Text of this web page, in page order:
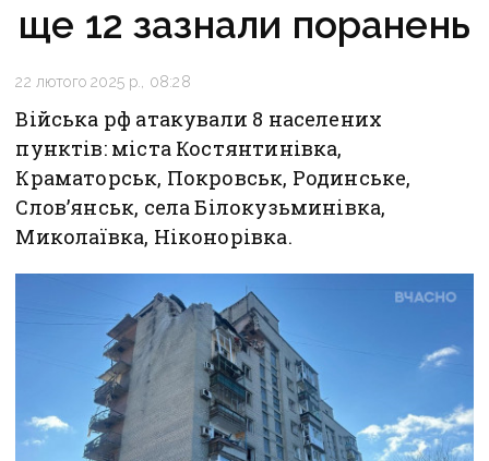
ще 12 зазнали поранень
22 лютого 2025 р., 08:28
Війська рф атакували 8 населених
пунктів: міста Костянтинівка,
Краматорськ, Покровськ, Родинське,
Слов’янськ, села Білокузьминівка,
Миколаївка, Ніконорівка.